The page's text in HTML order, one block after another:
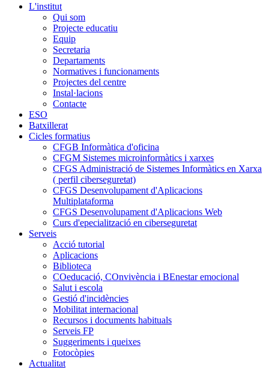
L'institut
Qui som
Projecte educatiu
Equip
Secretaria
Departaments
Normatives i funcionaments
Projectes del centre
Instal·lacions
Contacte
ESO
Batxillerat
Cicles formatius
CFGB Informàtica d'oficina
CFGM Sistemes microinformàtics i xarxes
CFGS Administració de Sistemes Informàtics en Xarxa
( perfil ciberseguretat)
CFGS Desenvolupament d'Aplicacions
Multiplataforma
CFGS Desenvolupament d'Aplicacions Web
Curs d'epecialització en ciberseguretat
Serveis
Acció tutorial
Aplicacions
Biblioteca
COeducació, COnvivència i BEnestar emocional
Salut i escola
Gestió d'incidències
Mobilitat internacional
Recursos i documents habituals
Serveis FP
Suggeriments i queixes
Fotocòpies
Actualitat